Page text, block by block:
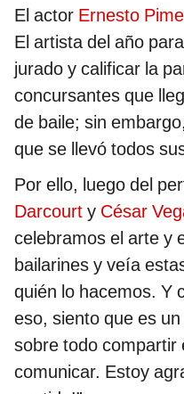
El actor Ernesto
El artista del año
jurado y calificar la
concursantes que
de baile; sin
que se llevó todos
Por ello, luego del
Darcourt y César
celebramos el arte y
bailarines y veía
quién lo hacemos. Y
eso, siento que es
sobre todo compartir
comunicar. Estoy